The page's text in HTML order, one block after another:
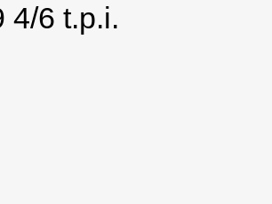
4/6 t.p.i.